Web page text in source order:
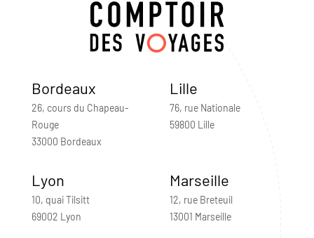
Bordeaux
26, cours du Chapeau-
Rouge
33000 Bordeaux
Lille
76, rue Nationale
59800 Lille
Lyon
10, quai Tilsitt
69002 Lyon
Marseille
12, rue Breteuil
13001 Marseille